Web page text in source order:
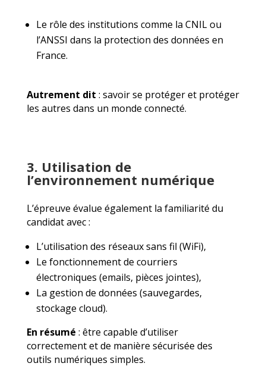
Le rôle des institutions comme la CNIL ou
l’ANSSI dans la protection des données en
France.
Autrement dit : savoir se protéger et protéger
les autres dans un monde connecté.
3. Utilisation de
l’environnement numérique
L’épreuve évalue également la familiarité du
candidat avec :
L’utilisation des réseaux sans fil (WiFi),
Le fonctionnement de courriers
électroniques (emails, pièces jointes),
La gestion de données (sauvegardes,
stockage cloud).
En résumé : être capable d’utiliser
correctement et de manière sécurisée des
outils numériques simples.